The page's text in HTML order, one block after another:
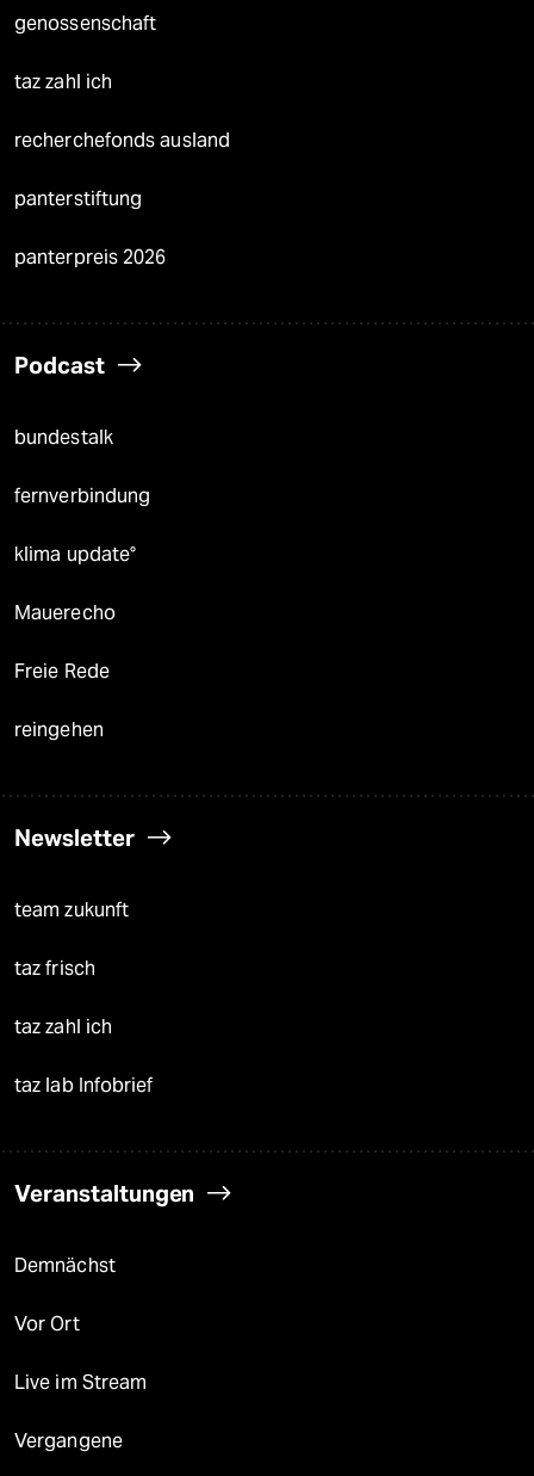
genossenschaft
taz zahl ich
recherchefonds ausland
panterstiftung
panterpreis 2026
Podcast
bundestalk
fernverbindung
klima update°
Mauerecho
Freie Rede
reingehen
Newsletter
team zukunft
taz frisch
taz zahl ich
taz lab Infobrief
Veranstaltungen
Demnächst
Vor Ort
Live im Stream
Vergangene